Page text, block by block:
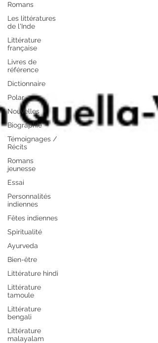
Romans
Les littératures
de l'Inde
Littérature
française
Livres de
référence
Dictionnaire
Polar
Nouvelles
Biographie
Témoignages /
Récits
Romans
jeunesse
Essai
Personnalités
indiennes
Fêtes indiennes
Spiritualité
Ayurveda
Bien-être
Littérature hindi
Littérature
tamoule
Littérature
bengali
Littérature
malayalam